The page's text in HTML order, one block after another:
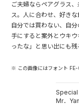
ご夫婦ならペアグラス
ス。人に合わせ、好き
自分では買わない、自
手にすると案外とウキ
ったな」と思い出にも残
※ この画像にはフォント FE-
Mr．